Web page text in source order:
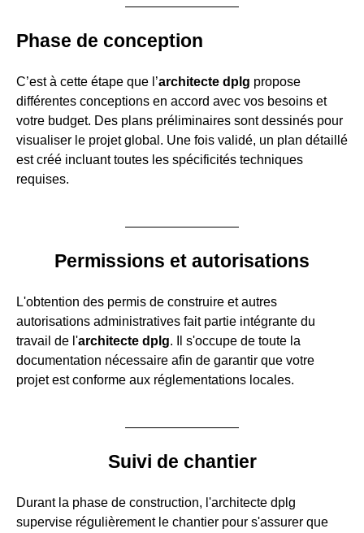
Phase de conception
C’est à cette étape que l’architecte dplg propose
différentes conceptions en accord avec vos besoins et
votre budget. Des plans préliminaires sont dessinés pour
visualiser le projet global. Une fois validé, un plan détaillé
est créé incluant toutes les spécificités techniques
requises.
Permissions et autorisations
L'obtention des permis de construire et autres
autorisations administratives fait partie intégrante du
travail de l'architecte dplg. Il s'occupe de toute la
documentation nécessaire afin de garantir que votre
projet est conforme aux réglementations locales.
Suivi de chantier
Durant la phase de construction, l'architecte dplg
supervise régulièrement le chantier pour s'assurer que